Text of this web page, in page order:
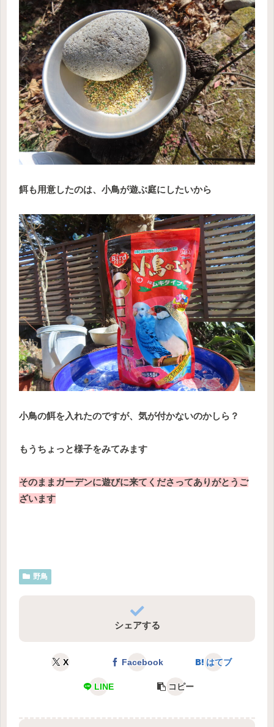
餌も用意したのは、小鳥が遊ぶ庭にしたいから
小鳥の餌を入れたのですが、気が付かないのかしら？
もうちょっと様子をみてみます
そのままガーデンに遊びに来てくださってありがとうご
ざいます
野鳥
シェアする
X Facebook はてブ
LINE コピー